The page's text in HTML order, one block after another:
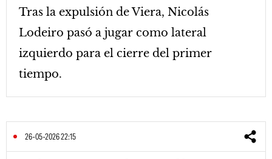
Tras la expulsión de Viera, Nicolás
Lodeiro pasó a jugar como lateral
izquierdo para el cierre del primer
tiempo.
26-05-2026 22:15